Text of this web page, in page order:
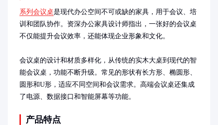
系列会议桌是现代办公空间不可或缺的家具，用于会议、培
训和团队协作。资深办公家具设计师指出，一张好的会议桌
不仅能提升会议效率，还能体现企业形象和文化。
会议桌的设计和材质多样化，从传统的实木大桌到现代的智
能会议桌，功能不断升级。常见的形状有长方形、椭圆形、
圆形和U形，适应不同空间和会议需求。高端会议桌还集成
了电源、数据接口和智能屏幕等功能。
产品特点